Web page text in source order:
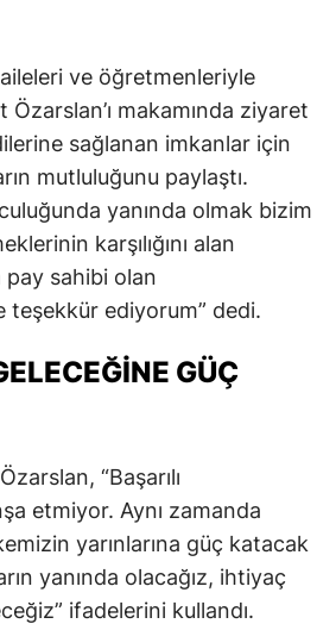
ve öğretmenleriyle
makamında ziyaret
sağlanan imkanlar için
mutluluğunu paylaştı.
yanında olmak bizim
karşılığını alan
pay sahibi olan
ediyorum” dedi.
GÜÇ
“Başarılı
etmiyor. Aynı zamanda
yarınlarına güç katacak
yanında olacağız, ihtiyaç
ifadelerini kullandı.